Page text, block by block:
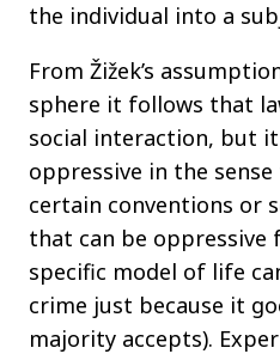
the individual into a
From Žižek’s
sphere it follows that
social interaction, but it
oppressive in the
certain conventions or
that can be oppressive
specific model of life
crime just because it
majority accepts).